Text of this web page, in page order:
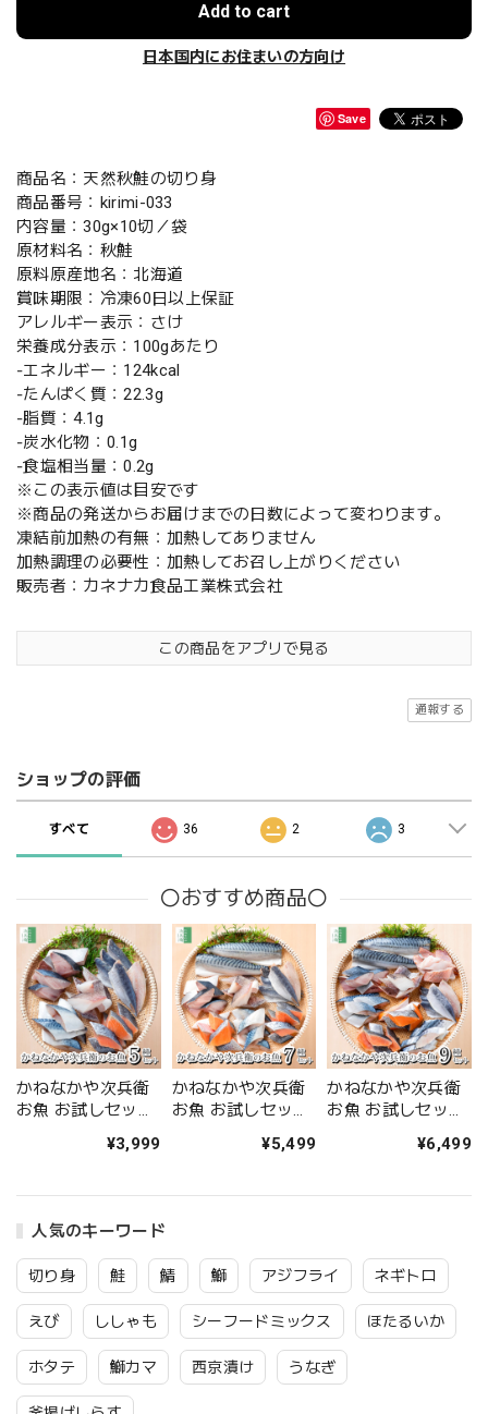
人気のキーワード
切り身 鮭 鯖 鰤 アジフライ ネギトロ
えび ししゃも シーフードミックス ほたるいか
ホタテ 鰤カマ 西京漬け うなぎ
Add to cart
日本国内にお住まいの方向け
Save
商品名：天然秋鮭の切り身
商品番号：kirimi-033
内容量：30g×10切／袋
原材料名：秋鮭
原料原産地名：北海道
賞味期限：冷凍60日以上保証
アレルギー表示：さけ
栄養成分表示：100gあたり
‐エネルギー：124kcal
‐たんぱく質：22.3g
‐脂質：4.1g
‐炭水化物：0.1g
‐食塩相当量：0.2g
※この表示値は目安です
※商品の発送からお届けまでの日数によって変わります。
凍結前加熱の有無：加熱してありません
加熱調理の必要性：加熱してお召し上がりください
販売者：カネナカ食品工業株式会社
この商品をアプリで見る
通報する
ショップの評価
すべて 36 2 3
〇おすすめ商品〇
かねなかや次兵衛
お魚 お試しセット
身 専用レシピ付き
前 【C配送：冷
凍】
¥3,999
かねなかや次兵衛
お魚 お試しセット
身 専用レシピ付き
前 【C配送：冷
¥5,499
かねなかや次兵衛
お魚 お試しセット
身 専用レシピ付き
前 【C配送：冷
¥6,499